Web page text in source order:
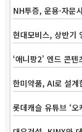
NH투증, 운용·자문
현대모비스, 상반
‘애니팡2’ 엔드 콘
한미약품, AI로 설
롯데캐슬 유튜브 ‘